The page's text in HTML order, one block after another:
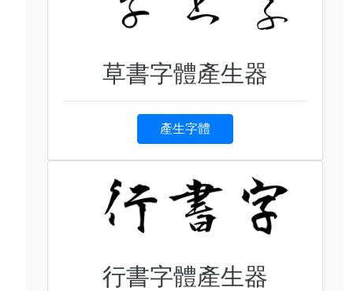
草書字體產生器
產生字體
行書字體產生器